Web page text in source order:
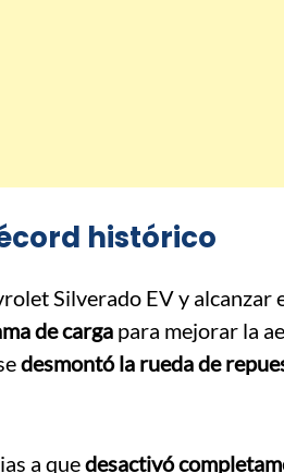
histórico
Silverado EV y alcanzar
de carga para mejorar la
desmontó la rueda de
a quedesactivó